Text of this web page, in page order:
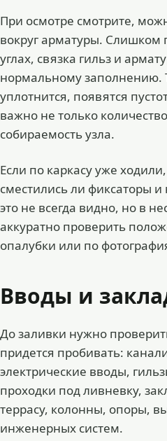
При осмотре смотрите,
вокруг арматуры. Слишком
углах, связка гильз и
нормальному заполнению.
уплотнится, появятся
важно не только
собираемость узла.
Если по каркасу уже
сместились ли фиксаторы
это не всегда видно, но в
аккуратно проверить
опалубки или по
Вводы и
До заливки нужно
придется пробивать:
электрические вводы,
проходки под ливневку,
террасу, колонны, опоры,
инженерных систем.